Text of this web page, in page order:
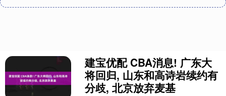
建宝优配 CBA消息! 广东大
将回归, 山东和高诗岩续约有
分歧, 北京放弃麦基